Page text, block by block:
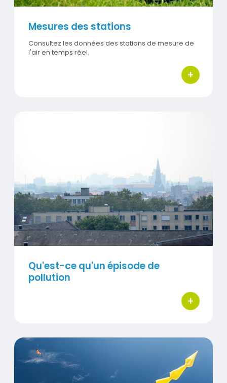
Mesures des stations
Consultez les données des stations de mesure de
l'air en temps réel.
+
bouton
Visuel
Qu'est-ce qu'un épisode de
pollution
+
bouton
Indice de la qualité de l'air